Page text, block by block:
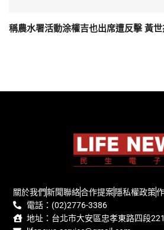
稱農水署活動涂權吉也出席遭反擊 黃
關於我們新聞聯絡合作提案隱私權政策
電話：(02)2776-3386
地址：台北市大安區忠孝東路四段